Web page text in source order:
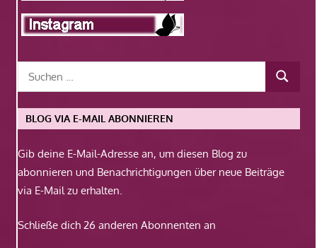
BLOG VIA E-MAIL ABONNIEREN
Gib deine E-Mail-Adresse an, um diesen Blog zu
abonnieren und Benachrichtigungen über neue Beiträge
via E-Mail zu erhalten.
Schließe dich 26 anderen Abonnenten an